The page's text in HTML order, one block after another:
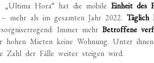
„Ultima Hora“ hat die mobile Einheit des
– mehr als im gesamten Jahr 2022.Täglich
Immer mehrBetroffene
hohen Mieten keine Wohnung. Unter
Zahl der Fälle weiter steigen wird.